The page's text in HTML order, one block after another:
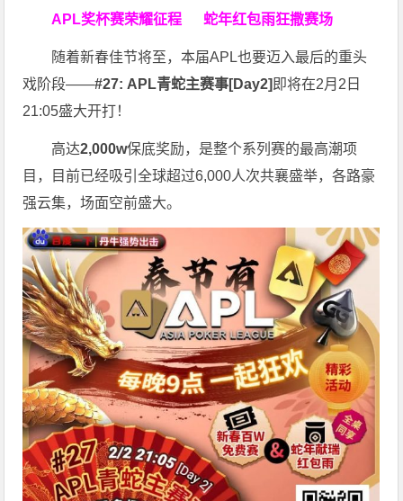
APL奖杯赛荣耀征程蛇年红包雨狂撒赛场
随着新春佳节将至，本届APL也要迈入最后的重头
戏阶段——#27: APL青蛇主赛事[Day2] 即将在2月2日
21:05盛大开打！
高达2,000w保底奖励，是整个系列赛的最高潮项
目，目前已经吸引全球超过6,000人次共襄盛举，各路豪
强云集，场面空前盛大。